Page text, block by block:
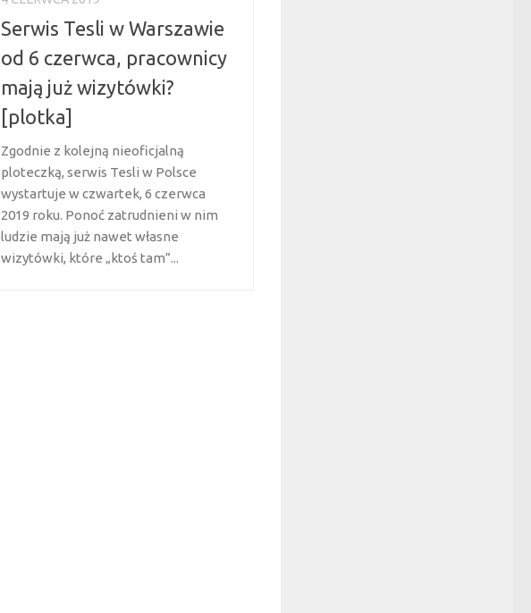
Serwis Tesli w Warszawie
od 6 czerwca, pracownicy
mają już wizytówki?
[plotka]
Zgodnie z kolejną nieoficjalną
ploteczką, serwis Tesli w Polsce
wystartuje w czwartek, 6 czerwca
2019 roku. Ponoć zatrudnieni w nim
ludzie mają już nawet własne
wizytówki, które „ktoś tam”...